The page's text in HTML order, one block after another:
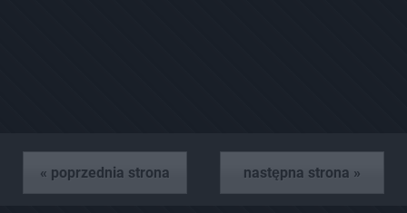
« poprzednia strona następna strona »